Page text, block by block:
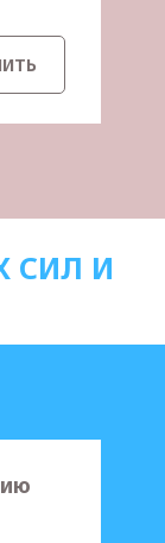
СИЛ И